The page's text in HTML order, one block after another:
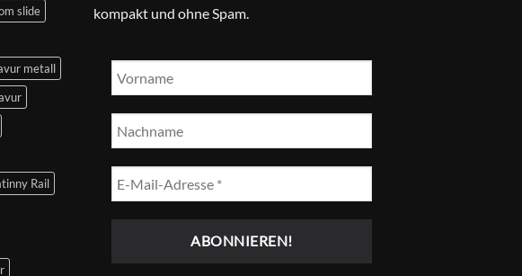
slide
metall
Rail
kompakt und ohne Spam.